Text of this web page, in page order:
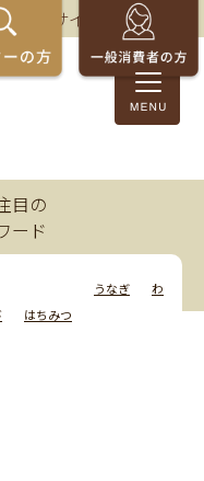
商談サイト。
目の
ード
うなぎ
わ
はちみつ